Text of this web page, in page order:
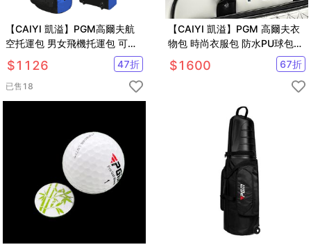
【CAIYI 凱溢】PGM高爾夫航
空托運包 男女飛機托運包 可折
疊滑輪球袋 旅行球包 航空套
golf航空包
$1126 47折
已售 18
【CAIYI 凱溢】PGM 高爾夫衣
物包 時尚衣服包 防水PU球包
大容量獨立鞋袋
$1600 67折